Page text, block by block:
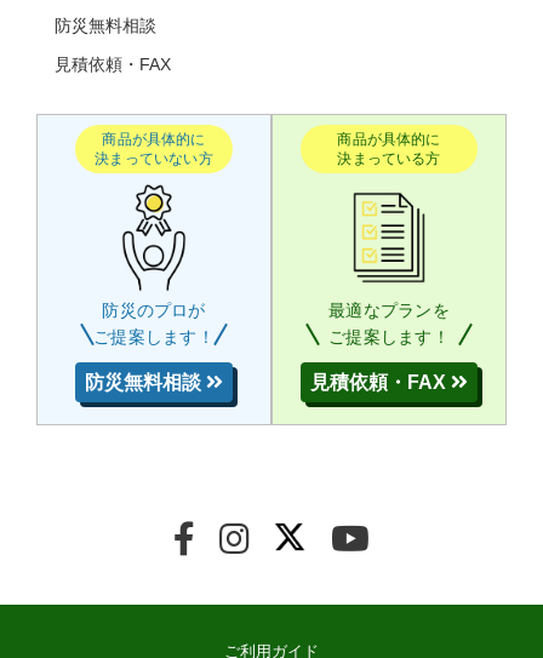
防災無料相談
見積依頼・FAX
商品が具体的に
決まっていない方
防災のプロが
ご提案します！
防災無料相談
商品が具体的に
決まっている方
最適なプランを
ご提案します！
見積依頼・FAX
ご利用ガイド